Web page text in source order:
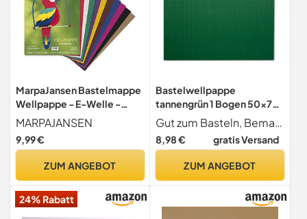
MarpaJansen Bastelmappe
Wellpappe - E-Welle -
zweiseitig farbig - (22,5 x
32,5 cm, 10 Bogen) - 10-
farbig sortiert
MARPAJANSEN
9,99 €
ZUM ANGEBOT
Bastelwellpappe
tannengrün 1 Bogen 50x70
cm
Gut zum Basteln, Bemalen, Schneiden und Dekorieren geeignet
8,98 € gratis Versand
ZUM ANGEBOT
24% Rabatt